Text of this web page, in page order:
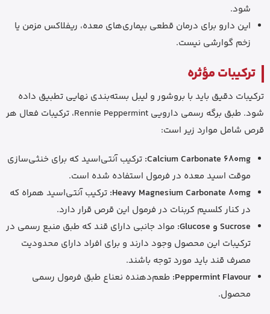
شود.
این دارو برای درمان قطعی بیماری‌های معده، ریفلاکس مزمن یا
زخم گوارشی نیست.
ترکیبات مؤثره
ترکیبات دقیق باید با بروشور و لیبل بسته‌بندی نهایی تطبیق داده
شود. طبق برگه رسمی دارویی Rennie Peppermint، ترکیبات فعال هر
قرص شامل موارد زیر است:
Calcium Carbonate 680mg: ترکیب آنتی‌اسید که برای خنثی‌سازی
موقت اسید معده در فرمول استفاده شده است.
Heavy Magnesium Carbonate 80mg: ترکیب آنتی‌اسید همراه که
در کنار کلسیم کربنات در فرمول این قرص قرار دارد.
Sucrose و Glucose:
مواد جانبی دارای قند که طبق منبع رسمی در
ترکیبات این محصول وجود دارند و برای افراد دارای محدودیت
مصرف قند باید مورد توجه باشند.
Peppermint Flavour: طعم‌دهنده نعناع طبق فرمول رسمی
محصول.